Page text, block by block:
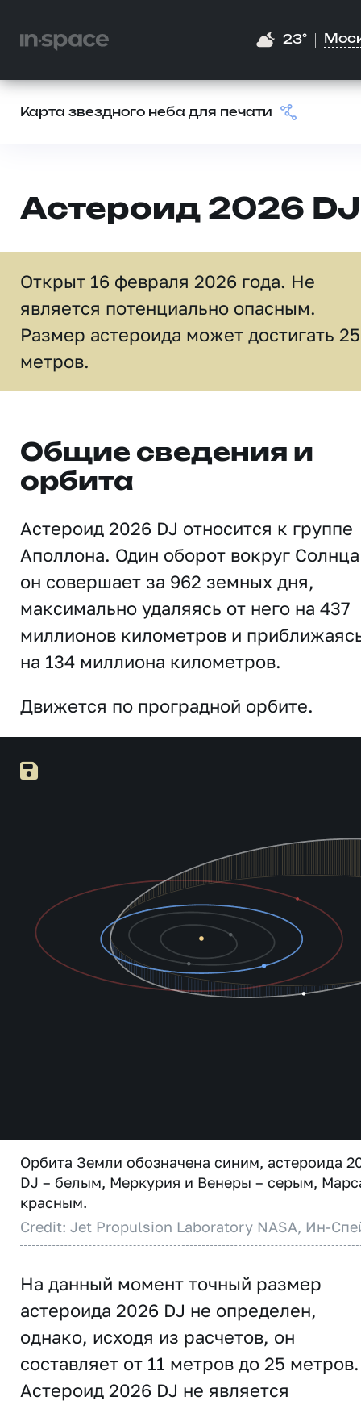
23°
Карта звездного неба для печати
Астероид 2026 DJ
Открыт 16 февраля 2026 года. Не
является потенциально опасным.
Размер астероида может достигать 25
метров.
Общие сведения и
орбита
Астероид 2026 DJ относится к группе
Аполлона. Один оборот вокруг Солнца
он совершает за 962 земных дня,
максимально удаляясь от него на 437
миллионов километров и
на 134 миллиона километров.
Движется по проградной орбите.
Орбита Земли обозначена синим, астероида
DJ – белым, Меркурия и Венеры – серым,
красным.
Credit: Jet Propulsion Laboratory NASA, Ин-
На данный момент точный размер
астероида 2026 DJ не определен,
однако, исходя из расчетов, он
составляет от 11 метров до 25 метров.
Астероид 2026 DJ не является